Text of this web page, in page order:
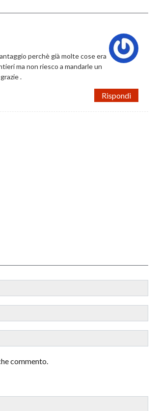
perchè già molte cose era
ma non riesco a mandarle un
.
Rispondi
commento.